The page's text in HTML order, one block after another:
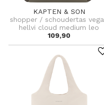
KAPTEN & SON
shopper / schoudertas
hellvi cloud medium leo
109,90